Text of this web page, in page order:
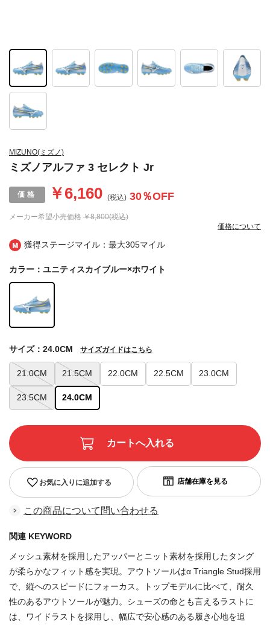
獲得ステージマイル：最大305マイル
MIZUNO(ミズノ)
ミズノアルファ 3 セレクト Jr
メーカー希望小売価格 ￥8,800(税込)
￥6,160 (税込) 30％OFF
価格について
カラー：ユニティスカイブルー×ホワイト
21.0CM 21.5CM 22.0CM 22.5CM 23.0CM
23.5CM 24.0CM
サイズ：24.0CM サイズガイドはこちら
お気に入りに追加する
この商品について問い合わせる
関連 KEYWORD
メッシュ素材を採用したアッパーとニット素材を採用したタング
が柔らかなフィット感を実現。アウトソールはα Triangle Stud採用
で、縦へのスピードにフォーカス。トップモデルに比べて、耐久
性のあるアウトソールが魅力。シューズの命とも言えるラストに
は、ワイドラストを採用し、幅広で安心感のある履き心地を追